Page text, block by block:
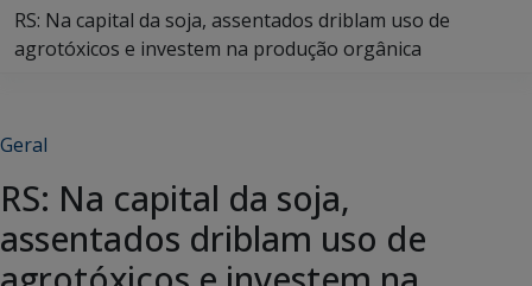
RS: Na capital da soja, assentados driblam uso de
agrotóxicos e investem na produção orgânica
Geral
RS: Na capital da soja,
assentados driblam uso de